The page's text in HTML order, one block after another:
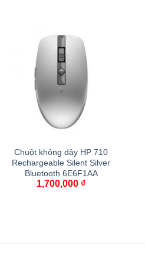
Chuột không dây HP 710
Rechargeable Silent Silver
Bluetooth 6E6F1AA
1,700,000 ₫